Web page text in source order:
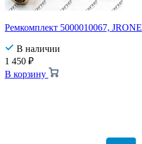
Ремкомплект 5000010067, JRONE
В наличии
1 450 ₽
В корзину